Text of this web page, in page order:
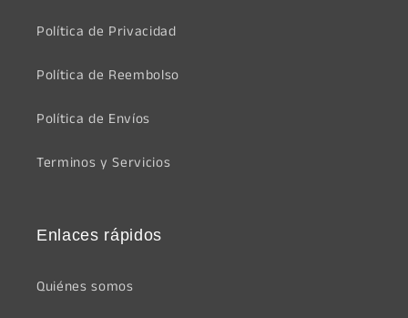
Política de Privacidad
Política de Reembolso
Política de Envíos
Terminos y Servicios
Enlaces rápidos
Quiénes somos